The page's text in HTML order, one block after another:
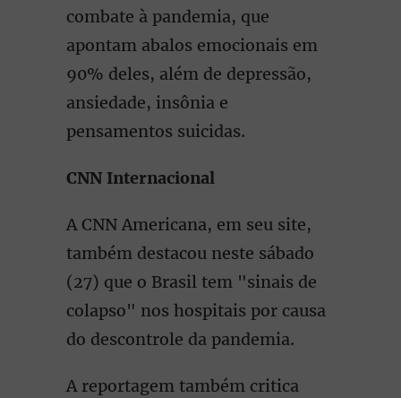
combate à pandemia, que
apontam abalos emocionais em
90% deles, além de depressão,
ansiedade, insônia e
pensamentos suicidas.
CNN Internacional
A CNN Americana, em seu site,
também destacou neste sábado
(27) que o Brasil tem "sinais de
colapso" nos hospitais por causa
do descontrole da pandemia.
A reportagem também critica